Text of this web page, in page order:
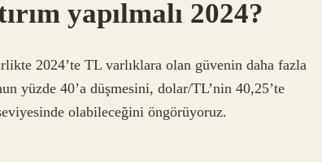
yapılmalı 2024?
2024’te TL varlıklara olan güvenin daha fazla
yüzde 40’a düşmesini, dolar/TL’nin 40,25’te
olabileceğini öngörüyoruz.